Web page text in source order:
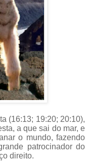
(16:13; 19:20; 20:10),
a que sai do mar, e
o mundo, fazendo
patrocinador do
direito.